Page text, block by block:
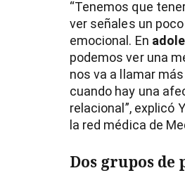
“Tenemos que
ver señales un
emocional. En
podemos ver una
nos va a llamar
cuando hay una
relacional”, explicó
la red médica de
Dos grupos de